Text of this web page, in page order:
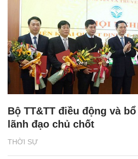
THỜI SỰ
Bộ TT&TT điều động và
lãnh đạo chủ chốt